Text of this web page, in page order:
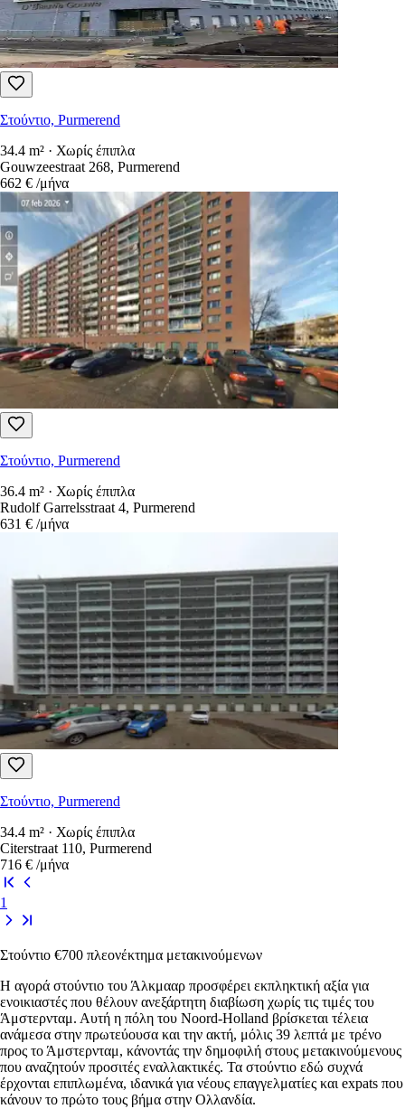
Στούντιο, Purmerend
34.4 m² · Χωρίς έπιπλα
Gouwzeestraat 268, Purmerend
662 € /μήνα
Στούντιο, Purmerend
36.4 m² · Χωρίς έπιπλα
Rudolf Garrelsstraat 4, Purmerend
631 € /μήνα
Στούντιο, Purmerend
34.4 m² · Χωρίς έπιπλα
Citerstraat 110, Purmerend
716 € /μήνα
1
Στούντιο €700 πλεονέκτημα μετακινούμενων
Η αγορά στούντιο του Άλκμααρ προσφέρει εκπληκτική αξία για
ενοικιαστές που θέλουν ανεξάρτητη διαβίωση χωρίς τις τιμές του
Άμστερνταμ. Αυτή η πόλη του Noord-Holland βρίσκεται τέλεια
ανάμεσα στην πρωτεύουσα και την ακτή, μόλις 39 λεπτά με τρένο
προς το Άμστερνταμ, κάνοντάς την δημοφιλή στους μετακινούμενους
που αναζητούν προσιτές εναλλακτικές. Τα στούντιο εδώ συχνά
έρχονται επιπλωμένα, ιδανικά για νέους επαγγελματίες και expats που
κάνουν το πρώτο τους βήμα στην Ολλανδία.